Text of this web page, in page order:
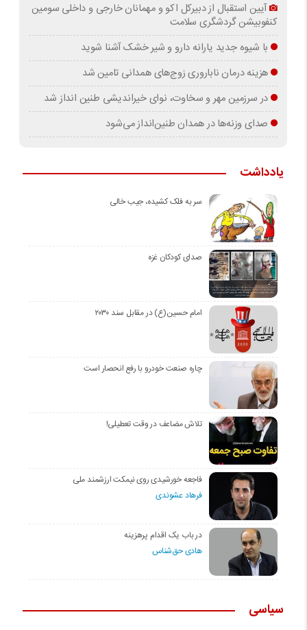
آیین استقبال از دبیرکل اکو و مهمانان خارجی و داخلی سومین
کنفوبیشن گردشگری سلامت
با شیوه جدید یارانه دارو و شیر خشک آشنا شوید
هزینه درمان ناباروری زوج‌های همدانی تامین شد
در سرزمین مهر و سخاوت، نوای خیراندیشی طنین انداز شد
صدای وزنه‌ها در همدان طنین‌انداز می‌شود
یادداشت
سر به فلک کشیده، جیب خالی
صدای کودکان غزه
امام حسین(ع) در مقابل سند ۲۰۳۰
چاره صنعت خودرو با رفع انحصار است
تلاش مضاعف در وقت تعطیلی!
فاجعه خورشیدی روی نیمکت ارزشمند ملی
فرهاد عشوندی
در باب یک اقدام پرهزینه
هادی حق‌شناس
سیاسی